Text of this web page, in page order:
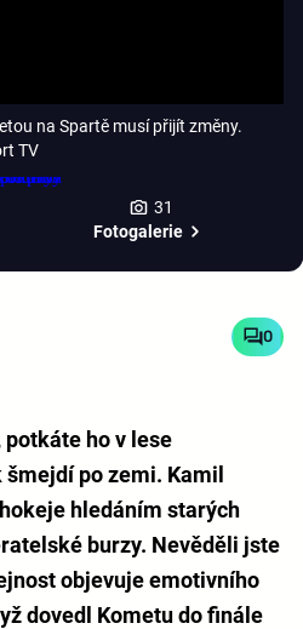
na Spartě musí přijít změny.
TV
31
Fotogalerie
0
ho v lese
po zemi. Kamil
hledáním starých
burzy. Nevěděli jste
objevuje emotivního
dovedl Kometu do finále